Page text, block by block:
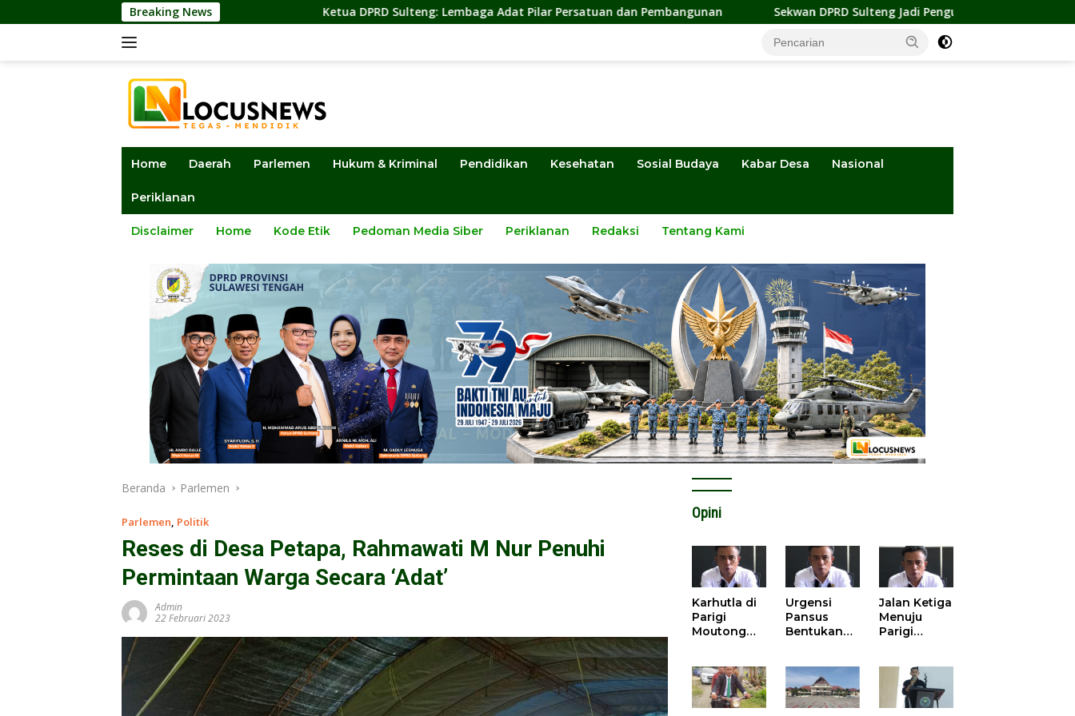
ke
Breaking NewsKetua DPRD Sulteng: Lembaga Adat Pilar Persatuan dan Pembangunan Sekwan DPRD Sulteng Jadi Pengurus BMA 2026-2031, Siap Perkuat
Home Daerah Parlemen Hukum & Kriminal Pendidikan Kesehatan Sosial Budaya Kabar Desa Nasional
Periklanan
Disclaimer Home Kode Etik Pedoman Media Siber Periklanan Redaksi Tentang Kami
Beranda Parlemen
Parlemen, Politik
Reses di Desa Petapa, Rahmawati M Nur Penuhi
Permintaan Warga Secara ‘Adat’
Admin
22 Februari 2023
Opini
Karhutla di
Parigi
Moutong
Tantangan
Tata Kelola
Mitigasi
Urgensi
Pansus
Bentukan
Kisruh
Pengusulan
52 Titik
Jalan Ketiga
Menuju
Parigi
Beradab